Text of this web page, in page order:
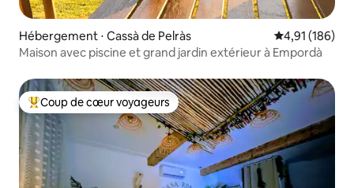
Hébergement ⋅ Cassà de Pelràs Évaluation
4,91 (186)
Maison avec piscine et grand jardin extérieur à Empordà
Coups de cœur voyageurs les plus appréciés
Coup de cœur voyageurs